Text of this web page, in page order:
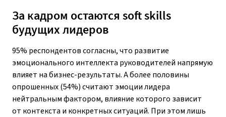
За кадром остаются soft skills
будущих лидеров
95% респондентов согласны, что развитие
эмоционального интеллекта руководителей напрямую
влияет на бизнес-результаты. А более половины
опрошенных (54%) считают эмоции лидера
нейтральным фактором, влияние которого зависит
от контекста и конкретных ситуаций. При этом лишь